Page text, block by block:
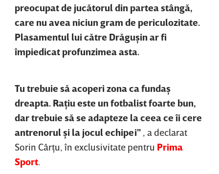
preocupat de jucătorul din partea stângă,
care nu avea niciun gram de periculozitate.
Plasamentul lui către Drăguşin ar fi
împiedicat profunzimea asta.
Tu trebuie să acoperi zona ca fundaş
dreapta. Raţiu este un fotbalist foarte bun,
dar trebuie să se adapteze la ceea ce îi cere
antrenorul şi la jocul echipei" , a declarat
Sorin Cârţu, în exclusivitate pentru Prima
Sport.